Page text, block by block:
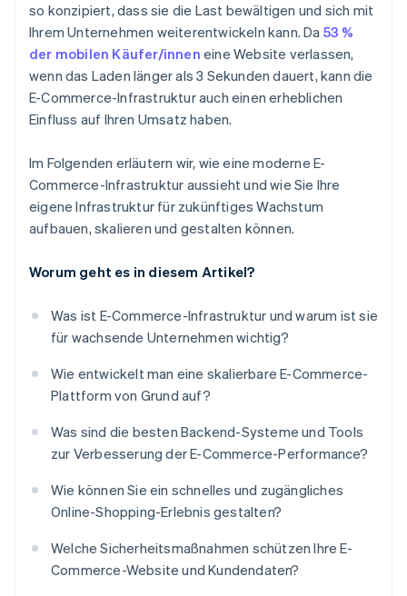
so konzipiert, dass sie die Last bewältigen und sich mit
Ihrem Unternehmen weiterentwickeln kann. Da 53 %
der mobilen Käufer/innen eine Website verlassen,
wenn das Laden länger als 3 Sekunden dauert, kann die
E-Commerce-Infrastruktur auch einen erheblichen
Einfluss auf Ihren Umsatz haben.
Im Folgenden erläutern wir, wie eine moderne E-
Commerce-Infrastruktur aussieht und wie Sie Ihre
eigene Infrastruktur für zukünftiges Wachstum
aufbauen, skalieren und gestalten können.
Worum geht es in diesem Artikel?
Was ist E-Commerce-Infrastruktur und warum ist sie
für wachsende Unternehmen wichtig?
Wie entwickelt man eine skalierbare E-Commerce-
Plattform von Grund auf?
Was sind die besten Backend-Systeme und Tools
zur Verbesserung der E-Commerce-Performance?
Wie können Sie ein schnelles und zugängliches
Online-Shopping-Erlebnis gestalten?
Welche Sicherheitsmaßnahmen schützen Ihre E-
Commerce-Website und Kundendaten?